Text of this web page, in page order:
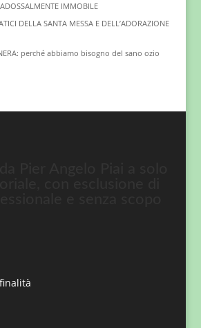
IMMOBILE
DELLA SANTA MESSA E DELL’ADORAZIONE
perché abbiamo bisogno del sano ozio